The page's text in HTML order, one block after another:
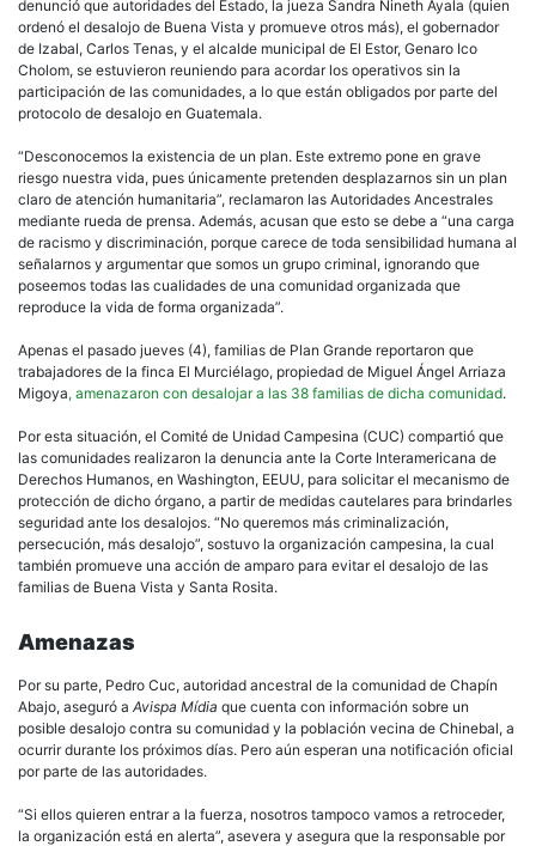
denunció que autoridades del Estado, la jueza Sandra Nineth Ayala (quien
ordenó el desalojo de Buena Vista y promueve otros más), el gobernador
de Izabal, Carlos Tenas, y el alcalde municipal de El Estor, Genaro Ico
Cholom, se estuvieron reuniendo para acordar los operativos sin la
participación de las comunidades, a lo que están obligados por parte del
protocolo de desalojo en Guatemala.
“Desconocemos la existencia de un plan. Este extremo pone en grave
riesgo nuestra vida, pues únicamente pretenden desplazarnos sin un plan
claro de atención humanitaria”, reclamaron las Autoridades Ancestrales
mediante rueda de prensa. Además, acusan que esto se debe a “una carga
de racismo y discriminación, porque carece de toda sensibilidad humana al
señalarnos y argumentar que somos un grupo criminal, ignorando que
poseemos todas las cualidades de una comunidad organizada que
reproduce la vida de forma organizada”.
Apenas el pasado jueves (4), familias de Plan Grande reportaron que
trabajadores de la finca El Murciélago, propiedad de Miguel Ángel Arriaza
Migoya, amenazaron con desalojar a las 38 familias de dicha comunidad.
Por esta situación, el Comité de Unidad Campesina (CUC) compartió que
las comunidades realizaron la denuncia ante la Corte Interamericana de
Derechos Humanos, en Washington, EEUU, para solicitar el mecanismo de
protección de dicho órgano, a partir de medidas cautelares para brindarles
seguridad ante los desalojos. “No queremos más criminalización,
persecución, más desalojo”, sostuvo la organización campesina, la cual
también promueve una acción de amparo para evitar el desalojo de las
familias de Buena Vista y Santa Rosita.
Amenazas
Por su parte, Pedro Cuc, autoridad ancestral de la comunidad de Chapín
Abajo, aseguró a Avispa Mídia que cuenta con información sobre un
posible desalojo contra su comunidad y la población vecina de Chinebal, a
ocurrir durante los próximos días. Pero aún esperan una notificación oficial
por parte de las autoridades.
“Si ellos quieren entrar a la fuerza, nosotros tampoco vamos a retroceder,
la organización está en alerta”, asevera y asegura que la responsable por